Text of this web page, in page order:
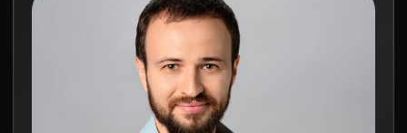
Вот что говорят о нас наши
посмотрите
своими глазами